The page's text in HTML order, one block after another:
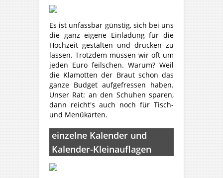
Es ist unfassbar günstig, sich bei uns
die ganz eigene Einladung für die
Hochzeit gestalten und drucken zu
lassen. Trotzdem müssen wir oft um
jeden Euro feilschen. Warum? Weil
die Klamotten der Braut schon das
ganze Budget aufgefressen haben.
Unser Rat: an den Schuhen sparen,
dann reicht's auch noch für Tisch-
und Menükarten.
einzelne Kalender und
Kalender-Kleinauflagen